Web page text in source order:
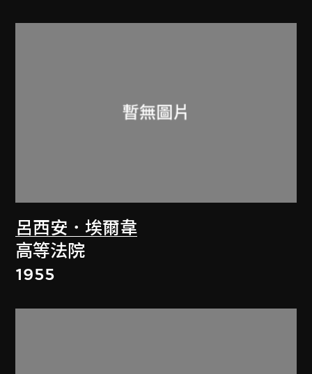
呂西安．埃爾韋
高等法院
1955